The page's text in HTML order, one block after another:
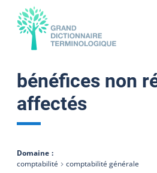
bénéfices non
affectés
Domaine
comptabilité
comptabilité générale